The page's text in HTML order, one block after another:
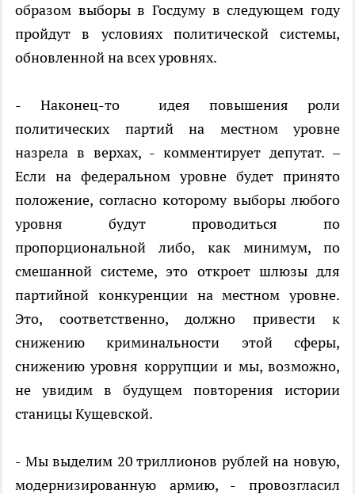
образом выборы в Госдуму в следующем году
пройдут в условиях политической системы,
обновленной на всех уровнях.
- Наконец-то
идея повышения роли
политических партий на местном уровне
назрела в верхах, - комментирует депутат. –
Если на федеральном уровне будет принято
положение, согласно которому выборы любого
уровня будут проводиться по
пропорциональной либо, как минимум, по
смешанной системе, это откроет шлюзы для
партийной конкуренции на местном уровне.
Это, соответственно, должно привести к
снижению криминальности этой сферы,
снижению уровня коррупции и мы, возможно,
не увидим в будущем повторения истории
станицы Кущевской.
- Мы выделим 20 триллионов рублей на новую,
модернизированную армию, - провозгласил